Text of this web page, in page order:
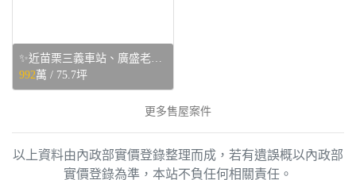
✨近苗栗三義車站、廣盛老街✨站前四樓車庫別墅💥 - 苗栗縣三義鄉售屋
992萬 / 75.7坪
更多售屋案件
以上資料由內政部實價登錄整理而成，若有遺誤概以內政部
實價登錄為準，本站不負任何相關責任。